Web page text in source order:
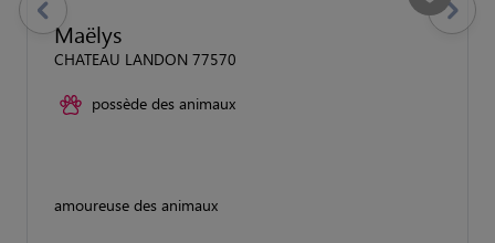
Maëlys
CHATEAU LANDON 77570
possède des animaux
amoureuse des animaux
previous Suivant